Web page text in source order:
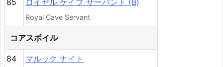
Royal Cave Servant
コアスポイル
84 マルック ナイト